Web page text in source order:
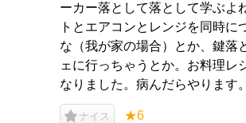
ーカー落として落として学ぶよ
トとエアコンとレンジを同時に
な（我が家の場合）とか、鍵落
ェに行っちゃうとか。お料理レ
なりました。病んだらやります。
ナイス ★6